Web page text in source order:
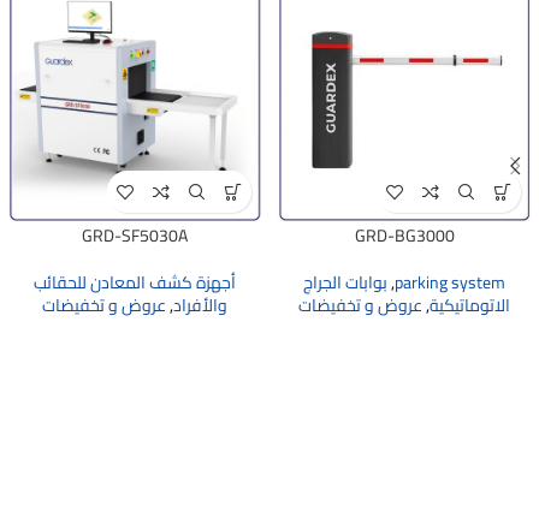
GRD-BG3000
parking system
,بوابات الجراج
الاتوماتيكية,عروض و تخفيضات
GRD-SF5030A
أجهزة كشف المعادن للحقائب
والأفراد,عروض و تخفيضات